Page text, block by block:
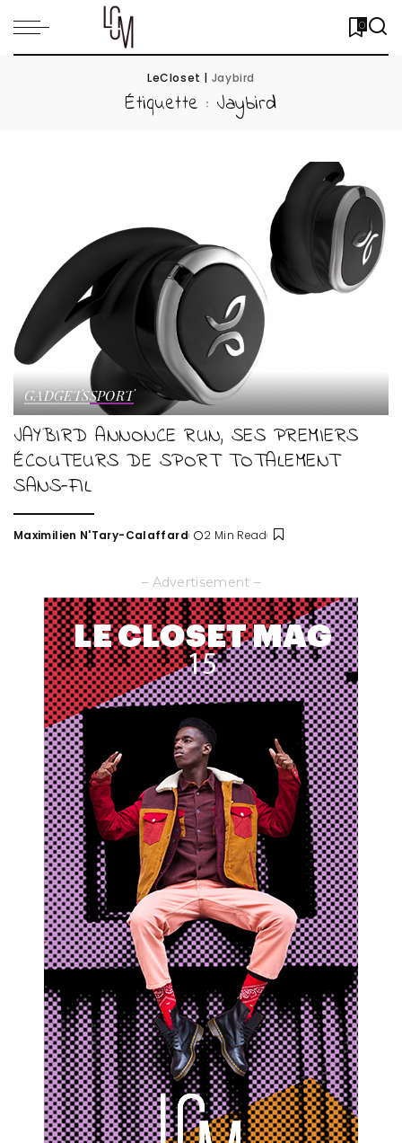
0
LeCloset | Jaybird
Étiquette : Jaybird
GADGETSSPORT
JAYBIRD ANNONCE RUN, SES PREMIERS
ÉCOUTEURS DE SPORT TOTALEMENT
SANS-FIL
Posted
Maximilien N'Tary-Calaffard 2 Min Read
– Advertisement –